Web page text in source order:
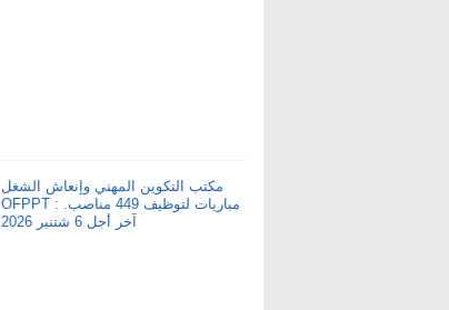
مكتب التكوين المهني وإنعاش الشغل
OFPPT : مباريات لتوظيف 449 مناصب.
آخر أجل 6 شتنبر 2026